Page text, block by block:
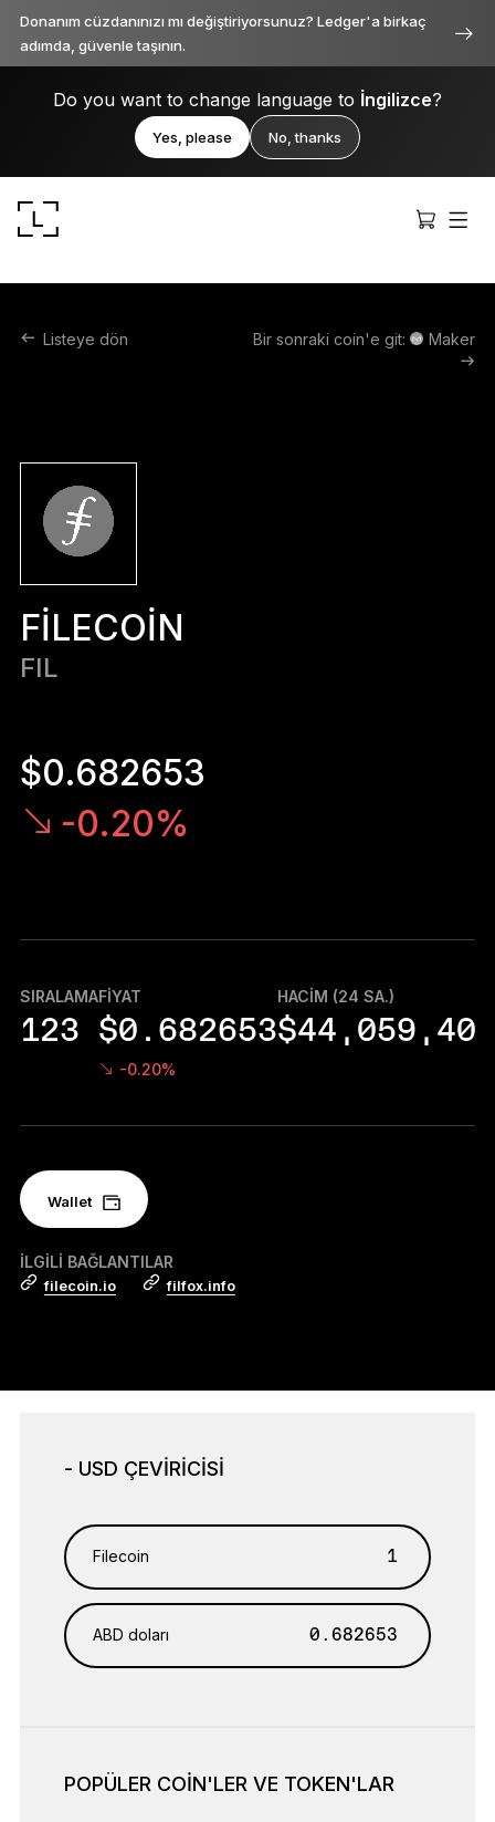
Donanım cüzdanınızı mı değiştiriyorsunuz? Ledger'a birkaç
adımda, güvenle taşının.
Do you want to change language to İngilizce?
Yes, please No, thanks
Sizin kadar benzersiz
Aksesuarlar
Kurtarma Çözümleri
Tüm ürünleri gör
Ledger imzalayıcıları karşılaştırın
Listeye dön Bir sonraki coin'e git: Maker
FILECOIN
FIL
$0.682653
-0.20%
SIRALAMA
123
FIYAT
$0.682653
-0.20%
HACIM (24 SA.)
$44,059,409
İLGILI BAĞLANTILAR
filecoin.io filfox.info
Wallet
- USD ÇEVİRİCİSİ
Filecoin
ABD doları
POPÜLER COIN'LER VE TOKEN'LAR